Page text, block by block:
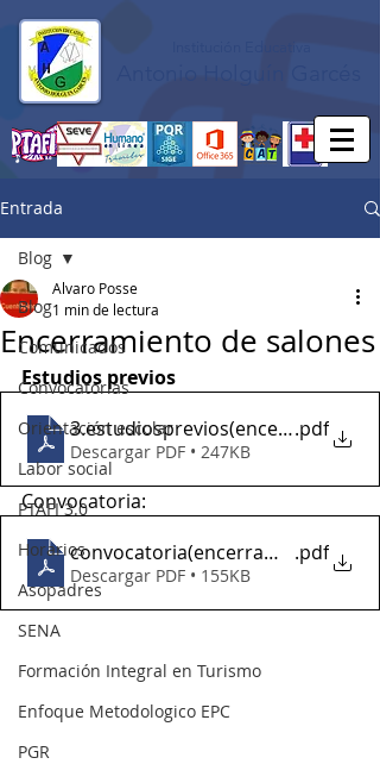
Entrada
Blog
Comunicados
Convocatorias
Orientación escolar
Labor social
PTAFI 3.0
Horarios
Asopadres
SENA
Formación Integral en Turismo
Enfoque Metodologico EPC
PGR
Blog
Encerramiento de salones
Alvaro Posse
1 min de lectura
Estudios previos
.pdf
Descargar PDF • 247KB
Convocatoria:
.pdf
Descargar PDF • 155KB